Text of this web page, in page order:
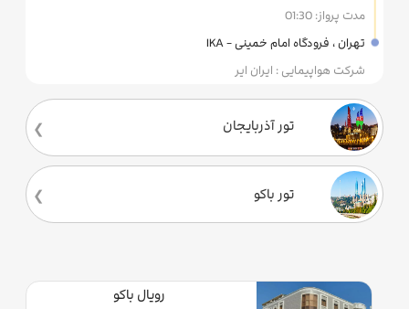
مدت پرواز: 01:30
تهران ، فرودگاه امام خمینی - IKA
شرکت هواپیمایی : ایران ایر
تور آذربایجان
تور باکو
رویال باکو